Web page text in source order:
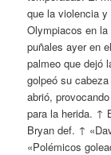
que la violencia
Olympiacos en
puñales ayer en
palmeo que dejó
golpeó su
abrió,
para la herida. ↑
Bryan def. ↑
«Polémicos